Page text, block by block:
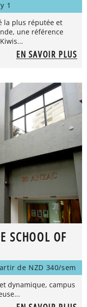
1
la plus réputée et
une référence
EN SAVOIR PLUS
SCHOOL OF
de NZD 340/sem
dynamique, campus